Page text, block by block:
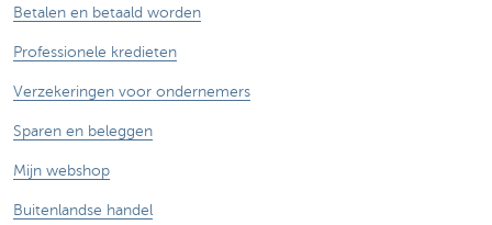
Betalen en betaald worden
Professionele kredieten
Verzekeringen voor ondernemers
Sparen en beleggen
Mijn webshop
Buitenlandse handel